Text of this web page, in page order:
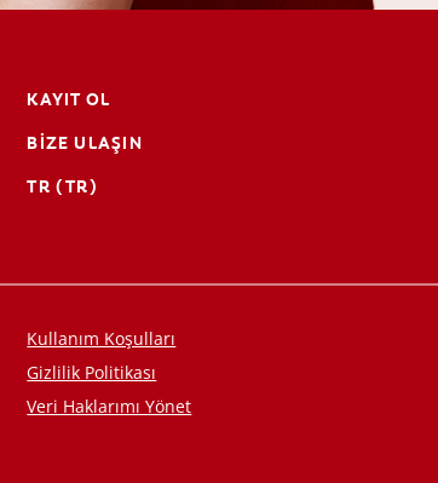
KAYIT OL
BIZE ULAŞIN
TR (TR)
Kullanım Koşulları
Gizlilik Politikası
Veri Haklarımı Yönet